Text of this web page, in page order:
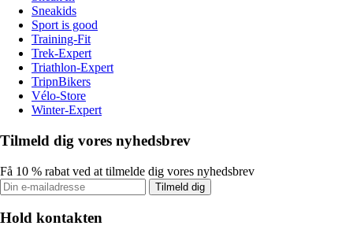
Sneakids
Sport is good
Training-Fit
Trek-Expert
Triathlon-Expert
TripnBikers
Vélo-Store
Winter-Expert
Tilmeld dig vores nyhedsbrev
Få 10 % rabat ved at tilmelde dig vores nyhedsbrev
Tilmeld dig
Hold kontakten